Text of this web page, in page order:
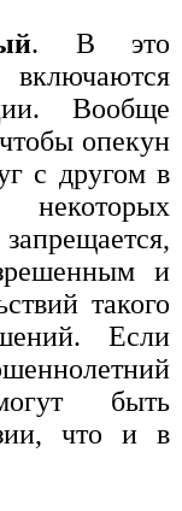
. В это
Вообще
опекун
с другом в
и
такого
Если
быть
что и в